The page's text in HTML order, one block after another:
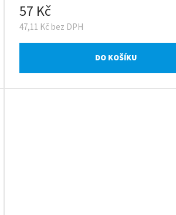
47,11 Kč bez DPH
57 Kč
DO KOŠÍKU